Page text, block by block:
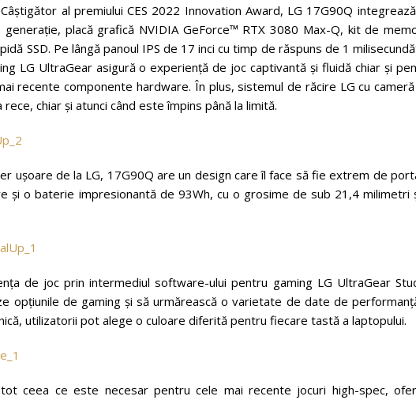
al premiului CES 2022 Innovation Award, LG 17G90Q
placă grafică NVIDIA GeForce™ RTX 3080 Max-Q, kit de
SSD. Pe lângă panoul IPS de 17 inci cu timp de răspuns de 1
LG UltraGear asigură o experiență de joc captivantă și fluidă chiar și
recente componente hardware. În plus, sistemul de răcire LG cu
chiar și atunci când este împins până la limită.
ușoare de la LG, 17G90Q are un design care îl face să fie extrem de
și o baterie impresionantă de 93Wh, cu o grosime de sub 21,4 milimetri
de joc prin intermediul software-ului pentru gaming LG UltraGear
opțiunile de gaming și să urmărească o varietate de date de
utilizatorii pot alege o culoare diferită pentru fiecare tastă a laptopului.
ceea ce este necesar pentru cele mai recente jocuri high-spec,